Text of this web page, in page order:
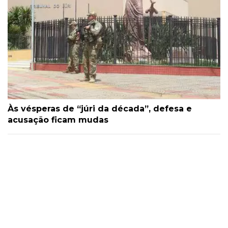
Às vésperas de “júri da década”, defesa e
acusação ficam mudas